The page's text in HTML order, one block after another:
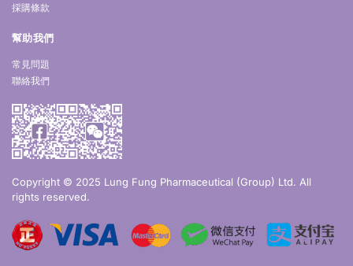
採購條款
幫助我們
常見問題
聯絡我們
Copyright © 2025 Lung Fung Pharmaceutical (Group) Ltd. All
rights reserved.